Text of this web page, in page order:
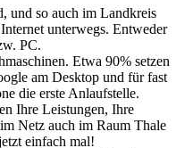
und so auch im Landkreis
unterwegs. Entweder
PC.
Etwa 90% setzen
am Desktop und für fast
die erste Anlaufstelle.
Ihre Leistungen, Ihre
Netz auch im Raum Thale
einfach mal!